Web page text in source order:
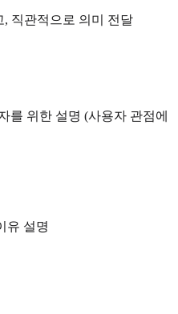
직관적으로 의미 전달
를 위한 설명 (사용자 관점에
유 설명